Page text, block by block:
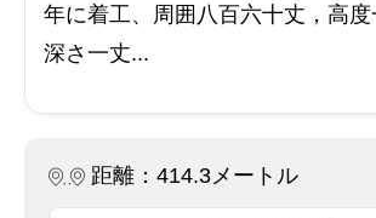
年に着工、周囲八百六十丈，高度
深さ一丈...
距離：414.3メートル